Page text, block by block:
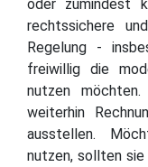
oder zumindest
rechtssichere
Regelung -
freiwillig die
nutzen möchten.
weiterhin
ausstellen.
nutzen, sollten